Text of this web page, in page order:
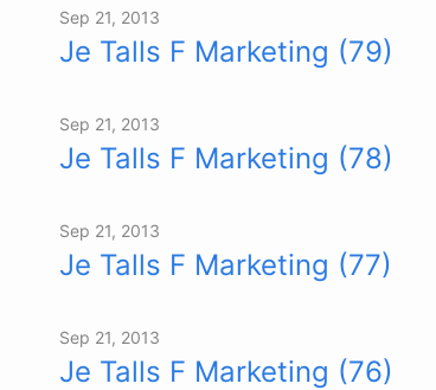
Sep 21, 2013
Je Talls F Marketing (79)
Sep 21, 2013
Je Talls F Marketing (78)
Sep 21, 2013
Je Talls F Marketing (77)
Sep 21, 2013
Je Talls F Marketing (76)